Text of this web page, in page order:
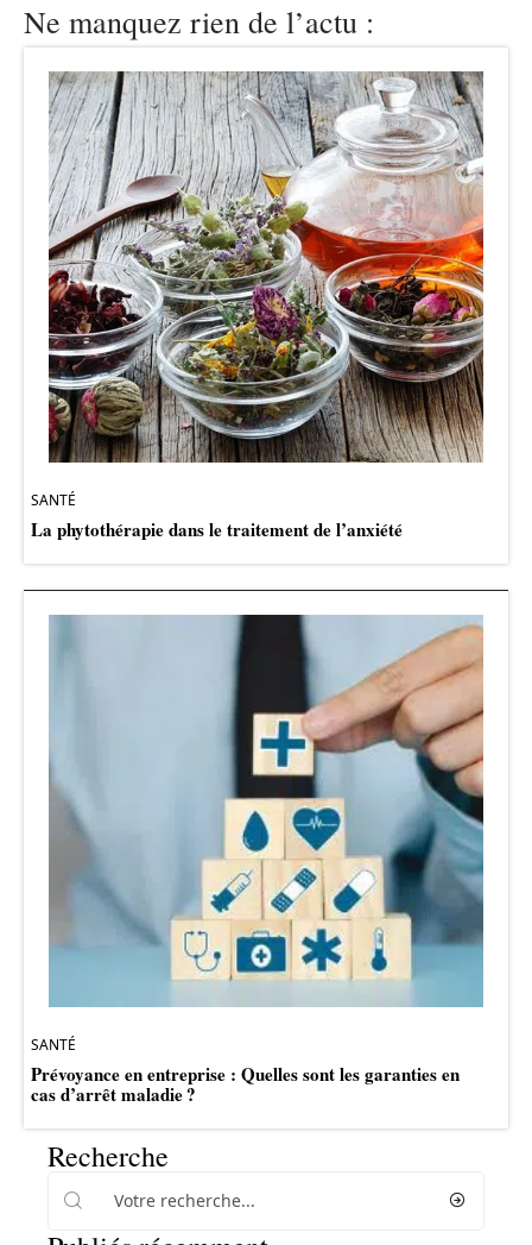
Ne manquez rien de l’actu :
SANTÉ
La phytothérapie dans le traitement de l’anxiété
SANTÉ
Prévoyance en entreprise : Quelles sont les garanties en
cas d’arrêt maladie ?
Recherche